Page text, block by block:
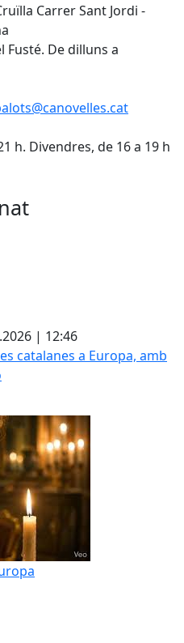
Carrer Sant Jordi -
Fusté. De dilluns a
h. Divendres, de 16 a 19 h
| 12:46
a Europa, amb el